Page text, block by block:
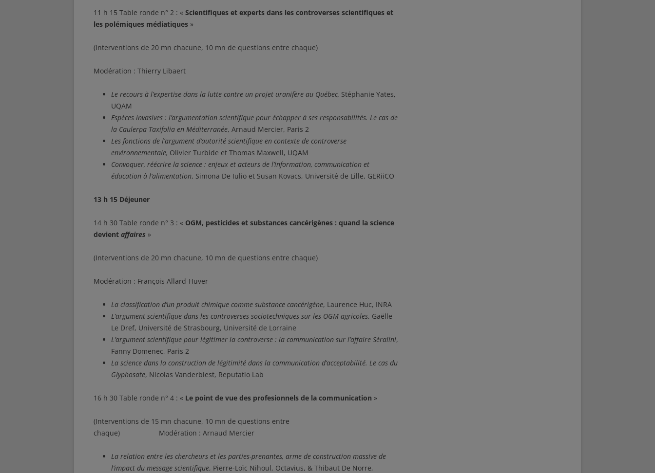
11 h 15 Table ronde n° 2 : « Scientifiques et experts dans les controverses scientifiques et
les polémiques médiatiques »
(Interventions de 20 mn chacune, 10 mn de questions entre chaque)
Modération : Thierry Libaert
Le recours à l’expertise dans la lutte contre un projet uranifère au Québec, Stéphanie Yates,
UQAM
Espèces invasives : l’argumentation scientifique pour échapper à ses responsabilités. Le cas de
la Caulerpa Taxifolia en Méditerranée, Arnaud Mercier, Paris 2
Les fonctions de l’argument d’autorité scientifique en contexte de controverse
environnementale, Olivier Turbide et Thomas Maxwell, UQAM
Convoquer, réécrire la science : enjeux et acteurs de l’information, communication et
éducation à l’alimentation, Simona De Iulio et Susan Kovacs, Université de Lille, GERiiCO
13 h 15 Déjeuner
14 h 30 Table ronde n° 3 : « OGM, pesticides et substances cancérigènes : quand la science
devient affaires »
(Interventions de 20 mn chacune, 10 mn de questions entre chaque)
Modération : François Allard-Huver
La classification d’un produit chimique comme substance cancérigène, Laurence Huc, INRA
L’argument scientifique dans les controverses sociotechniques sur les OGM agricoles, Gaëlle
Le Dref, Université de Strasbourg, Université de Lorraine
L’argument scientifique pour légitimer la controverse : la communication sur l’affaire Séralini,
Fanny Domenec, Paris 2
La science dans la construction de légitimité dans la communication d’acceptabilité. Le cas du
Glyphosate, Nicolas Vanderbiest, Reputatio Lab
16 h 30 Table ronde n° 4 : « Le point de vue des profesionnels de la communication »
(Interventions de 15 mn chacune, 10 mn de questions entre
chaque) Modération : Arnaud Mercier
La relation entre les chercheurs et les parties-prenantes, arme de construction massive de
l’impact du message scientifique, Pierre-Loïc Nihoul, Octavius, & Thibaut De Norre,